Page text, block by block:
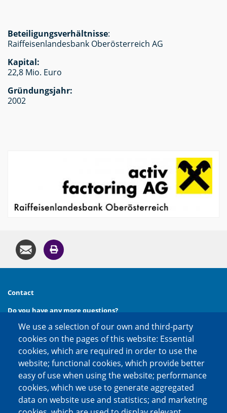
Beteiligungsverhältnisse:
Raiffeisenlandesbank Oberösterreich AG
Kapital:
22,8 Mio. Euro
Gründungsjahr:
2002
Contact
Do you have any more questions?
Then call us at
phone:+49 (0) 30 20 654 654
or contact us via
e-mail:kontakt@factoring.de
Social media channels
We use a selection of our own and third-party
cookies on the pages of this website: Essential
cookies, which are required in order to use the
website; functional cookies, which provide better
easy of use when using the website; performance
cookies, which we use to generate aggregated
data on website use and statistics; and marketing